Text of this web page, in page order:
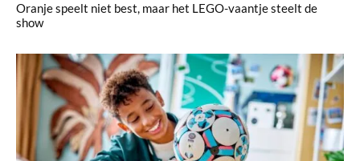
Oranje speelt niet best, maar het LEGO-vaantje steelt de
show